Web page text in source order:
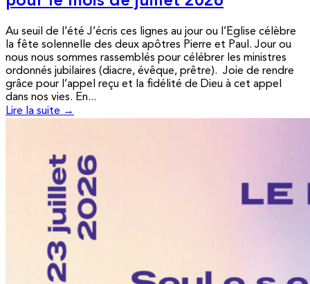
Au seuil de l’été J’écris ces lignes au jour ou l’Eglise célèbre
la fête solennelle des deux apôtres Pierre et Paul. Jour ou
nous nous sommes rassemblés pour célébrer les ministres
ordonnés jubilaires (diacre, évêque, prêtre). Joie de rendre
grâce pour l’appel reçu et la fidélité de Dieu à cet appel
dans nos vies. En...
Lire la suite →